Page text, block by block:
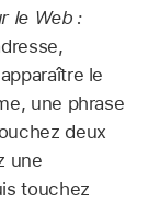
le Web :
le
une phrase
deux
une
touchez